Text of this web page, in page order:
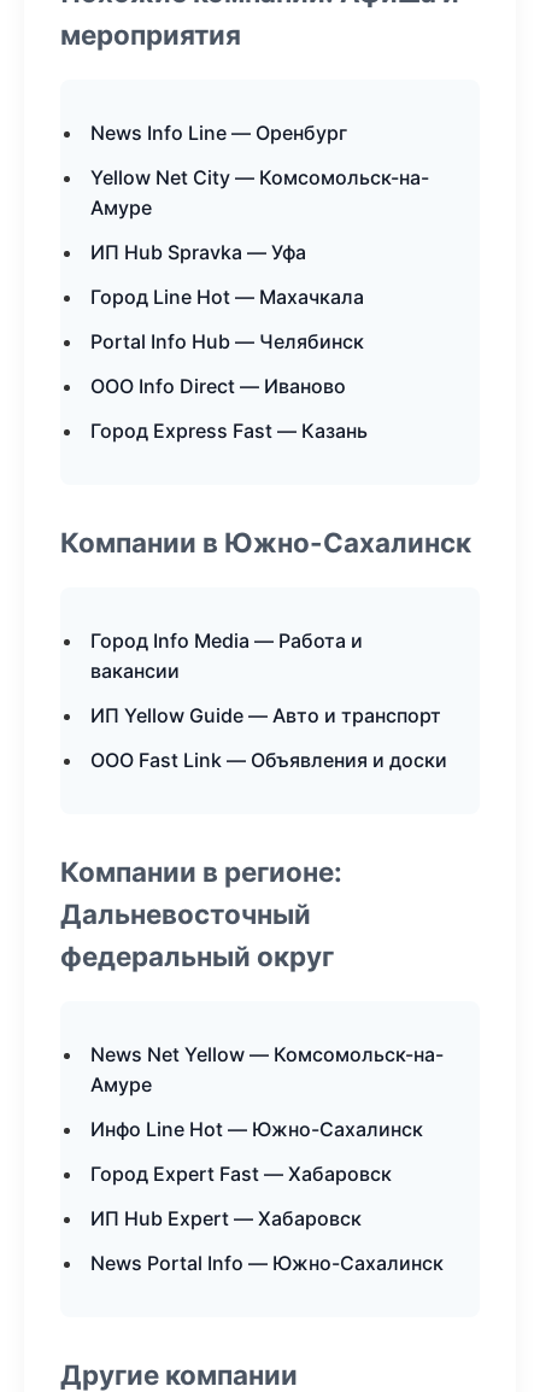
мероприятия
News Info Line — Оренбург
Yellow Net City — Комсомольск-на-
Амуре
ИП Hub Spravka — Уфа
Город Line Hot — Махачкала
Portal Info Hub — Челябинск
ООО Info Direct — Иваново
Город Express Fast — Казань
Компании в Южно-Сахалинск
Город Info Media — Работа и
вакансии
ИП Yellow Guide — Авто и транспорт
ООО Fast Link — Объявления и доски
Компании в регионе:
Дальневосточный
федеральный округ
News Net Yellow — Комсомольск-на-
Амуре
Инфо Line Hot — Южно-Сахалинск
Город Expert Fast — Хабаровск
ИП Hub Expert — Хабаровск
News Portal Info — Южно-Сахалинск
Другие компании